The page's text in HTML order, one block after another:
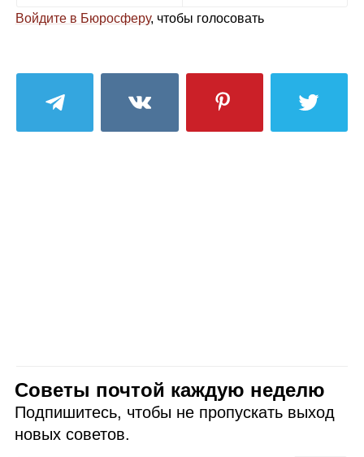
Войдите в Бюросферу, чтобы голосовать
Советы почтой каждую неделю
Подпишитесь, чтобы не пропускать выход
новых советов.